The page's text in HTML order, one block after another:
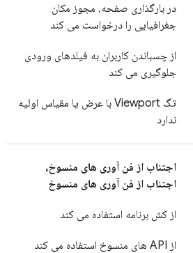
در بارگذاری صفحه، مجوز مکان
جغرافیایی را درخواست می کند
از چسباندن کاربران به فیلدهای ورودی
جلوگیری می کند
تگ Viewport با عرض یا مقیاس اولیه
ندارد
اجتناب از فن آوری های منسوخ،
اجتناب از فن آوری های منسوخ
از کش برنامه استفاده می کند
از API های منسوخ استفاده می کند